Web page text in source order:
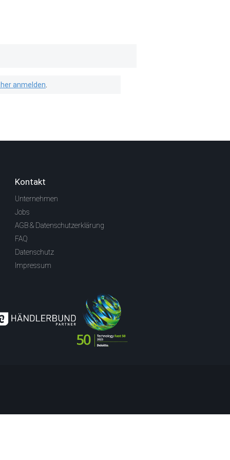
anmelden
Kontakt
Unternehmen
Jobs
AGB & Datenschutzerklärung
FAQ
Datenschutz
Impressum